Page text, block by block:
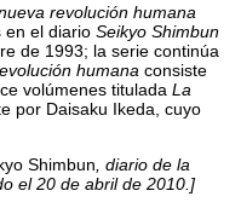
revolución humana
en el diarioSeikyo Shimbun
de 1993; la serie continúa
humana consiste
volúmenes tituladaLa
por Daisaku Ikeda, cuyo
Shimbun , diario de la
el 20 de abril de 2010.]